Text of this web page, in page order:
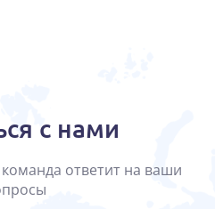
с нами
ответит на ваши